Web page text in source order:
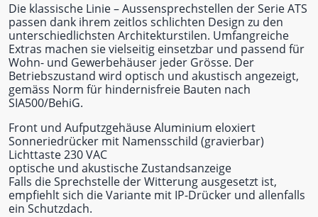
Die klassische Linie – Aussensprechstellen der Serie ATS
passen dank ihrem zeitlos schlichten Design zu den
unterschiedlichsten Architekturstilen. Umfangreiche
Extras machen sie vielseitig einsetzbar und passend für
Wohn- und Gewerbehäuser jeder Grösse. Der
Betriebszustand wird optisch und akustisch angezeigt,
gemäss Norm für hindernisfreie Bauten nach
SIA500/BehiG.
Front und Aufputzgehäuse Aluminium eloxiert
Sonneriedrücker mit Namensschild (gravierbar)
Lichttaste 230 VAC
optische und akustische Zustandsanzeige
Falls die Sprechstelle der Witterung ausgesetzt ist,
empfiehlt sich die Variante mit IP-Drücker und allenfalls
ein Schutzdach.